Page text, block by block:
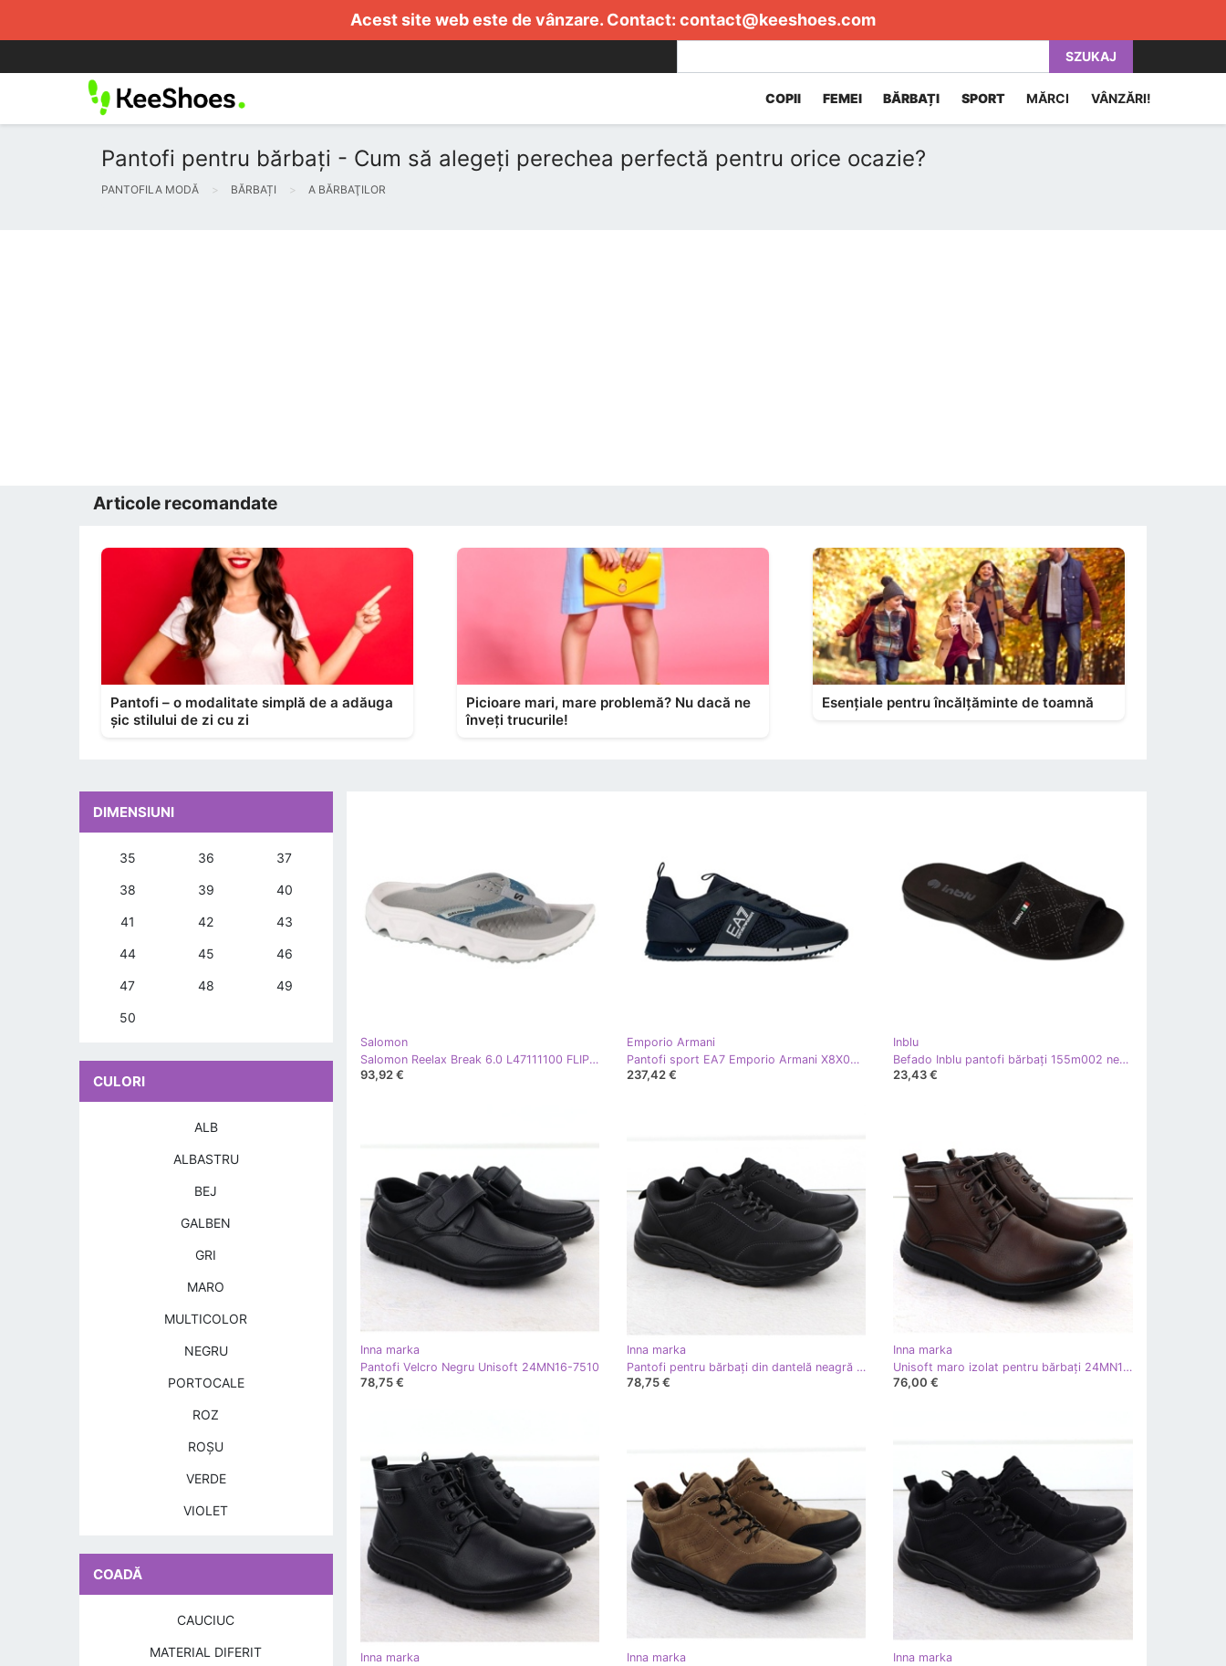
Acest site web este de vânzare. Contact: contact@keeshoes.com
SZUKAJ
COPII FEMEI BĂRBAȚI SPORT MĂRCI VÂNZĂRI!
Pantofi pentru bărbați - Cum să alegeți perechea perfectă pentru orice ocazie?
PANTOFILA MODĂ BĂRBAȚI A BĂRBAŢILOR
Articole recomandate
Pantofi – o modalitate simplă de a adăuga
șic stilului de zi cu zi
Picioare mari, mare problemă? Nu dacă ne
înveți trucurile!
Esențiale pentru încălțăminte de toamnă
Salomon
Salomon Reelax Break 6.0 L47111100 FLIP -FLOPS albastru
93,92 €
Emporio Armani
Pantofi sport EA7 Emporio Armani X8X027-XK050-D813 bleumarin albastru
237,42 €
Inblu
Befado Inblu pantofi bărbați 155m002 negru
23,43 €
Inna marka
Pantofi Velcro Negru Unisoft 24MN16-7510
78,75 €
Inna marka
Pantofi pentru bărbați din dantelă neagră Unisoft 25MN16-9274
78,75 €
Inna marka
Unisoft maro izolat pentru bărbați 24MN16-7515
76,00 €
Inna marka
Inna marka
Inna marka
DIMENSIUNI
35 36 37
38 39 40
41 42 43
44 45 46
47 48 49
50
CULORI
ALB
ALBASTRU
BEJ
GALBEN
GRI
MARO
MULTICOLOR
NEGRU
PORTOCALE
ROZ
ROŞU
VERDE
VIOLET
COADĂ
CAUCIUC
MATERIAL DIFERIT